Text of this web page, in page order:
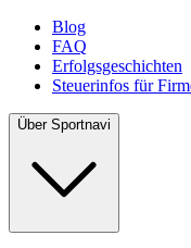
Blog
FAQ
Erfolgsgeschichten
Steuerinfos für
Über Sportnavi